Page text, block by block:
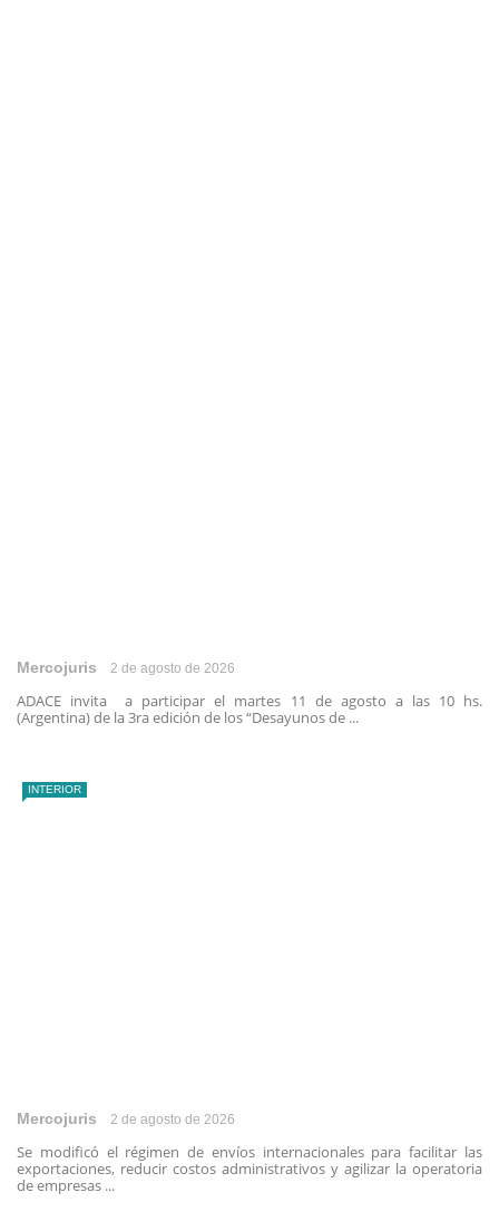
Mercojuris 2 de agosto de 2026
ADACE invita a participar el martes 11 de agosto a las 10 hs.
(Argentina) de la 3ra edición de los “Desayunos de ...
INTERIOR
Mercojuris 2 de agosto de 2026
Se modificó el régimen de envíos internacionales para facilitar las
exportaciones, reducir costos administrativos y agilizar la operatoria
de empresas ...